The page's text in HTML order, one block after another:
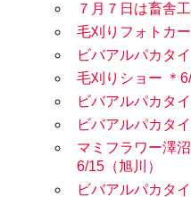
７月７日は畜舎
毛刈りフォトカ
ビバアルパカタ
毛刈りショー ＊
ビバアルパカタ
ビバアルパカタ
マミフラワー澤
6/15（旭川）
ビバアルパカタ